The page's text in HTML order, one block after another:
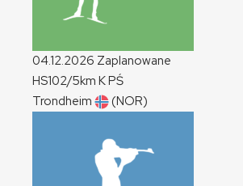
04.12.2026 Zaplanowane
HS102/5km KPŚ
Trondheim
(NOR)